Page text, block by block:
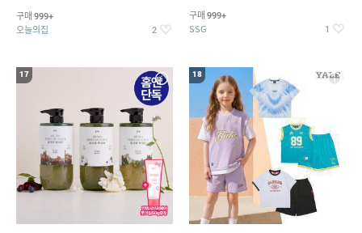
구매 999+
오늘의집 2
구매 999+
SSG 1
17 18